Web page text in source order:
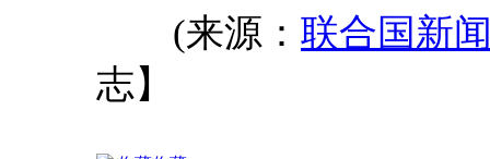
(来源： 联合国新
志】